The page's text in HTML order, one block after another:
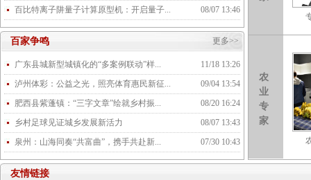
百比特离子阱量子计算原型机：开启量子...
08/07 13:46
百家争鸣 更多>>
广东县城新型城镇化的“多案例联动”样...
11/18 13:26
泸州体彩：公益之光，照亮体育惠民新征...
09/04 13:54
肥西县紫蓬镇：“三字文章”绘就乡村振...
08/20 16:24
乡村足球见证城乡发展新活力
08/07 13:43
泉州：山海同奏“共富曲”，携手共赴新...
07/30 10:43
农
业
专
家
友情链接